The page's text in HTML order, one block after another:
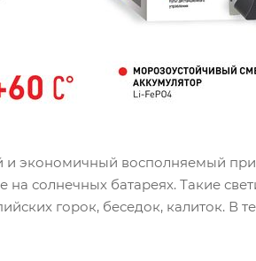
и экономичный восполняемый
солнечных батареях. Такие
горок, беседок, калиток. В